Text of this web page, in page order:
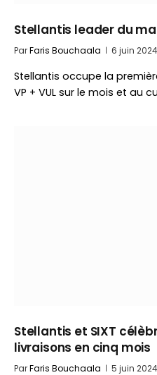
Stellantis leader du
ParFaris Bouchaala 6 juin 2024
Stellantis occupe la
VP + VUL sur le mois et au
Stellantis et SIXT
livraisons en cinq mois
ParFaris Bouchaala 5 juin 2024